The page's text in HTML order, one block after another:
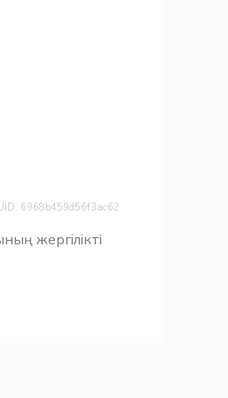
6968b459d56f3ac62
жергілікті